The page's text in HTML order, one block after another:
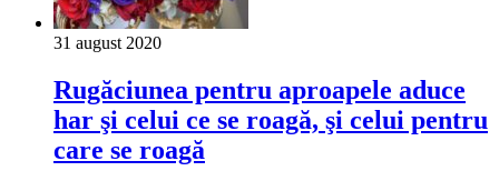
31 august 2020
Rugăciunea pentru aproapele aduce
har şi celui ce se roagă, şi celui pentru
care se roagă